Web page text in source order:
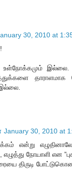
30, 2010 at
உள்நோக்கமும் இல்லை.
தாராளமாக
January 30, 2010 at
என்று
, எழுத்து நோயாளி என
திருடி